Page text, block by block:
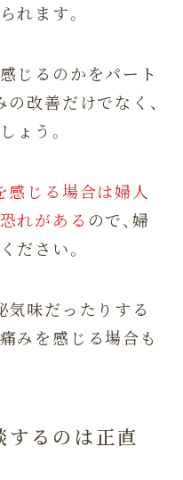
れます。
じるのかをパート
改善だけでなく、
ょう。
じる場合は婦人
れがある ので、婦
ださい。
気味だったりする
みを感じる場合も
するのは正直